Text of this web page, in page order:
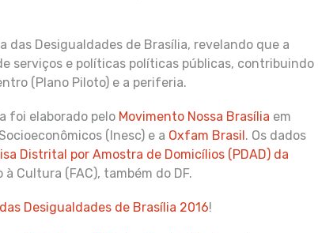
das Desigualdades de Brasília, revelando que a
serviços e políticas políticas públicas, contribuindo
(Plano Piloto) e a periferia.
foi elaborado pelo Movimento Nossa Brasília em
(Inesc) e a Oxfam Brasil. Os dados
Distrital por Amostra de Domicílios (PDAD) da
à Cultura (FAC), também do DF.
Desigualdades de Brasília 2016!